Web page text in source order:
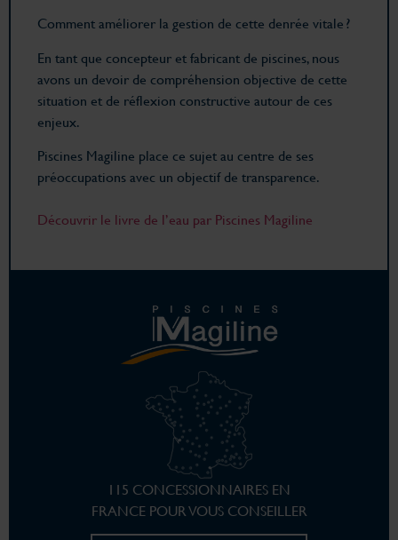
Comment améliorer la gestion de cette denrée vitale ?
En tant que concepteur et fabricant de piscines, nous
avons un devoir de compréhension objective de cette
situation et de réflexion constructive autour de ces
enjeux.
Piscines Magiline place ce sujet au centre de ses
préoccupations avec un objectif de transparence.
Découvrir le livre de l’eau par Piscines Magiline
115 CONCESSIONNAIRES EN
FRANCE POUR VOUS CONSEILLER